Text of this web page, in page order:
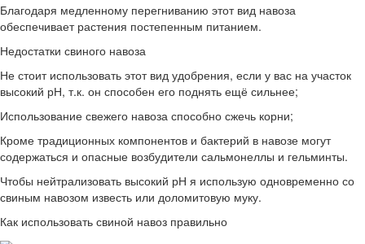
Благодаря медленному перегниванию этот вид навоза
обеспечивает растения постепенным питанием.
Недостатки свиного навоза
Не стоит использовать этот вид удобрения, если у вас на участок
высокий рН, т.к. он способен его поднять ещё сильнее;
Использование свежего навоза способно сжечь корни;
Кроме традиционных компонентов и бактерий в навозе могут
содержаться и опасные возбудители сальмонеллы и гельминты.
Чтобы нейтрализовать высокий рН я использую одновременно со
свиным навозом известь или доломитовую муку.
Как использовать свиной навоз правильно